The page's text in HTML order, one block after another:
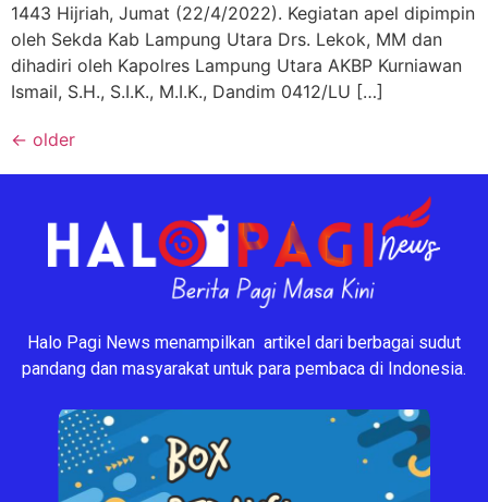
1443 Hijriah, Jumat (22/4/2022). Kegiatan apel dipimpin
oleh Sekda Kab Lampung Utara Drs. Lekok, MM dan
dihadiri oleh Kapolres Lampung Utara AKBP Kurniawan
Ismail, S.H., S.I.K., M.I.K., Dandim 0412/LU […]
← older
Halo Pagi News menampilkan artikel dari berbagai sudut
pandang dan masyarakat untuk para pembaca di Indonesia.